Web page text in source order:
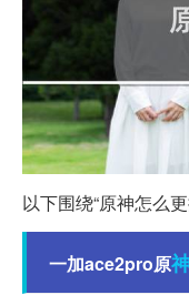
以下围绕“原神怎么
一加ace2pro原